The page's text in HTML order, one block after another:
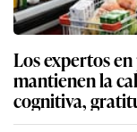
Los expertos
mantienen la
cognitiva,